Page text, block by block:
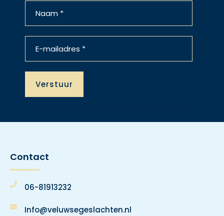
Contact
06-81913232
Info@veluwsegeslachten.nl